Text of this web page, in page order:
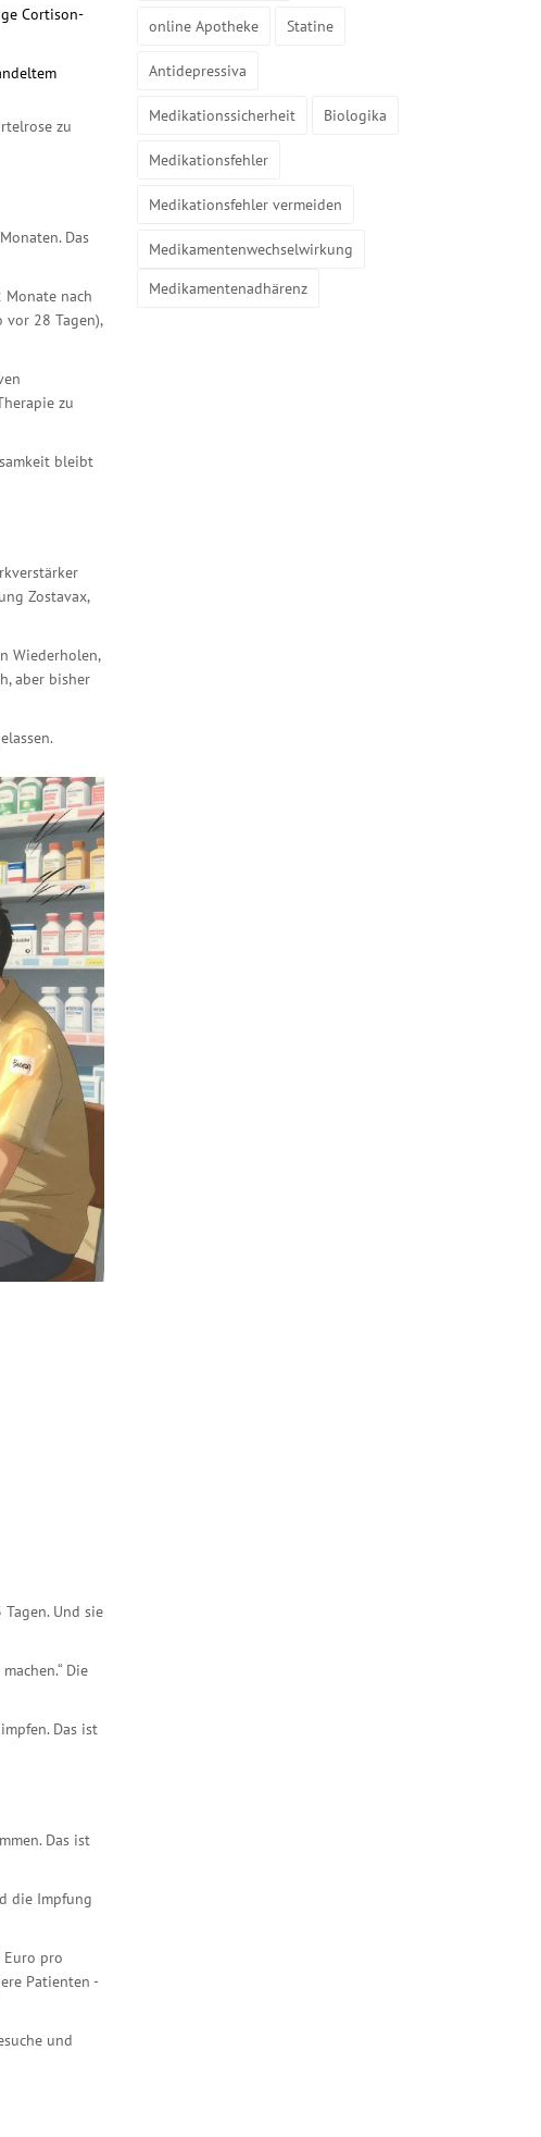
Cortison-
zu
Das
Monate nach
vor 28 Tagen),
zu
bleibt
Zostavax,
Wiederholen,
aber bisher
Und sie
Die
Das ist
Das ist
die Impfung
pro
Patienten -
und
online Apotheke Statine
Antidepressiva
Medikationssicherheit Biologika
Medikationsfehler
Medikationsfehler vermeiden
Medikamentenwechselwirkung
Medikamentenadhärenz